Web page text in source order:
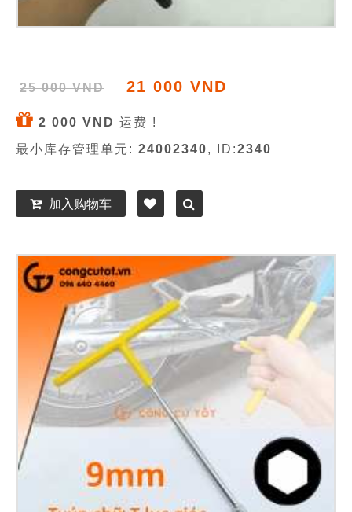
25 000 VND 21 000 VND
2 000 VND 运费 !
最小库存管理单元: 24002340, ID:2340
加入购物车